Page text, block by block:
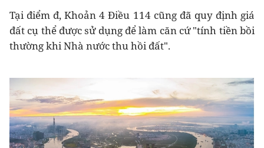
Tại điểm đ, Khoản 4 Điều 114 cũng đã quy định giá
đất cụ thể được sử dụng để làm căn cứ "tính tiền bồi
thường khi Nhà nước thu hồi đất".